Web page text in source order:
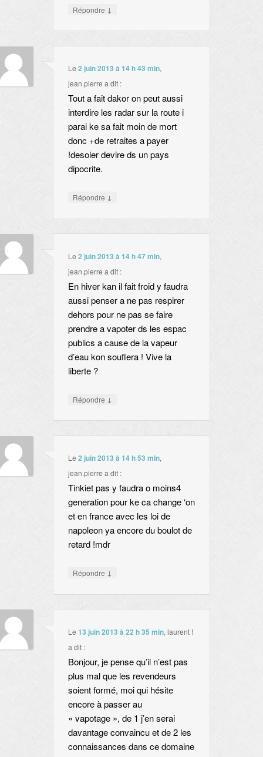
Répondre ↓
Le 2 juin 2013 à 14 h 43 min,
jean.pierre a dit :
Tout a fait dakor on peut aussi
interdire les radar sur la route i
parai ke sa fait moin de mort
donc +de retraites a payer
!desoler devire ds un pays
dipocrite.
Répondre ↓
Le 2 juin 2013 à 14 h 47 min,
jean.pierre a dit :
En hiver kan il fait froid y faudra
aussi penser a ne pas respirer
dehors pour ne pas se faire
prendre a vapoter ds les espac
publics a cause de la vapeur
d’eau kon souflera ! Vive la
liberte ?
Répondre ↓
Le 2 juin 2013 à 14 h 53 min,
jean.pierre a dit :
Tinkiet pas y faudra o moins4
generation pour ke ca change ‘on
et en france avec les loi de
napoleon ya encore du boulot de
retard !mdr
Répondre ↓
Le 13 juin 2013 à 22 h 35 min, laurent !
a dit :
Bonjour, je pense qu’il n’est pas
plus mal que les revendeurs
soient formé, moi qui hésite
encore à passer au
« vapotage », de 1 j’en serai
davantage convaincu et de 2 les
connaissances dans ce domaine